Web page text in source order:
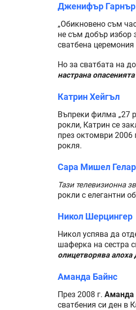
Дженифър Гарнър
„Обикновено съм
не съм добър избор
сватбена
Но за сватбата на
настрана
Катрин Хейгъл
Въпреки филма „27
рокли, Катрин се
през октомври 2006
рокля.
Сара Мишел Гелар
Тази телевизионна
рокли с елегантни
Никол Шерцингер
Никол успява да
шаферка на сестра
олицетворява алоха
Аманда Байнс
През 2008 г. Аманда
сватбения си ден в